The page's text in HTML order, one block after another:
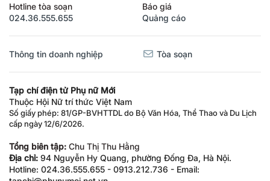
Hotline tòa soạn
024.36.555.655
Báo giá
Quảng cáo
Thông tin doanh nghiệp Tòa soạn
Tạp chí điện tử Phụ nữ Mới
Thuộc Hội Nữ trí thức Việt Nam
Số giấy phép: 81/GP-BVHTTDL do Bộ Văn Hóa, Thể Thao và Du Lịch
cấp ngày 12/6/2026.
Tổng biên tập: Chu Thị Thu Hằng
Địa chỉ: 94 Nguyễn Hy Quang, phường Đống Đa, Hà Nội.
Hotline: 024.36.555.655 - 0913.212.736 - Email: